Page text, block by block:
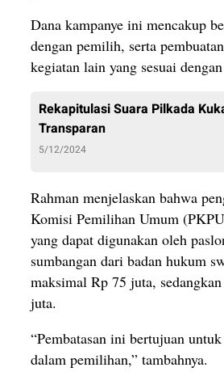
Dana kampanye ini mencakup
dengan pemilih, serta
kegiatan lain yang sesuai
Rekapitulasi Suara Pilkada
Transparan
5/12/2024
Rahman menjelaskan bahwa
Komisi Pemilihan Umum
yang dapat digunakan oleh
sumbangan dari badan hukum
maksimal Rp 75 juta,
juta.
“Pembatasan ini bertujuan
dalam pemilihan,” tambahnya.